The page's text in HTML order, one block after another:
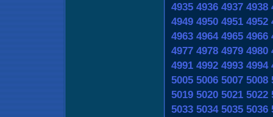
4935 4936 4937 4938
4949 4950 4951 4952
4963 4964 4965 4966
4977 4978 4979 4980
4991 4992 4993 4994
5005 5006 5007 5008
5019 5020 5021 5022
5033 5034 5035 5036